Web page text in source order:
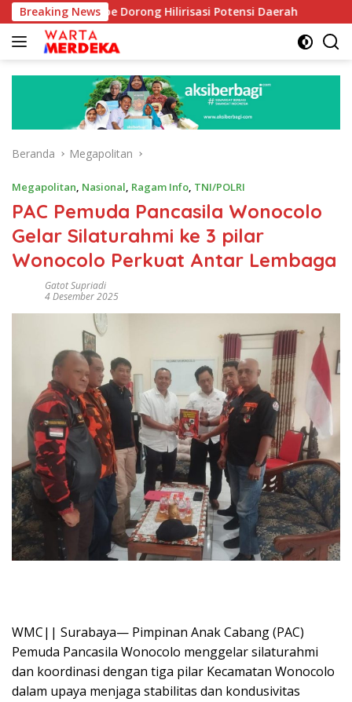
Langsung
ke
konten
Breaking News
Dorong Hilirisasi Potensi Daerah DPR Dorong
Beranda Megapolitan
Megapolitan, Nasional, Ragam Info, TNI/POLRI
PAC Pemuda Pancasila Wonocolo
Gelar Silaturahmi ke 3 pilar
Wonocolo Perkuat Antar Lembaga
Gatot Supriadi
4 Desember 2025
WMC|| Surabaya— Pimpinan Anak Cabang (PAC)
Pemuda Pancasila Wonocolo menggelar silaturahmi
dan koordinasi dengan tiga pilar Kecamatan Wonocolo
dalam upaya menjaga stabilitas dan kondusivitas